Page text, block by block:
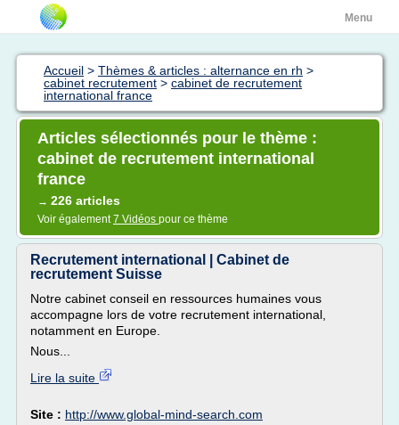
Menu
Accueil > Thèmes & articles : alternance en rh >
cabinet recrutement > cabinet de recrutement
international france
Articles sélectionnés pour le thème :
cabinet de recrutement international
france
→ 226 articles
Voir également7 Vidéos pour ce thème
Recrutement international | Cabinet de
recrutement Suisse
Notre cabinet conseil en ressources humaines vous
accompagne lors de votre recrutement international,
notamment en Europe.
Nous...
Lire la suite
Site : http://www.global-mind-search.com